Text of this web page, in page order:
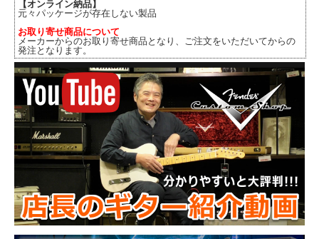
【オンライン納品】
元々パッケージが存在しない製品
お取り寄せ商品について
メーカーからのお取り寄せ商品となり、ご注文をいただいてからの
発注となります。